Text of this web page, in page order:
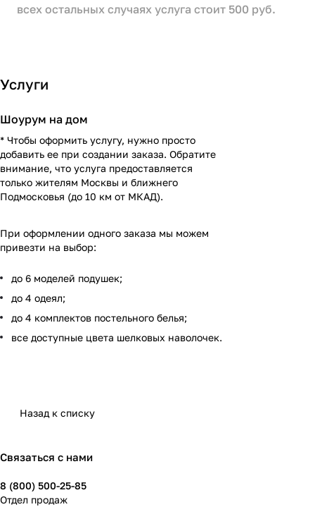
всех остальных случаях услуга стоит 500 руб.
Услуги
Шоурум на дом
* Чтобы оформить услугу, нужно просто
добавить ее при создании заказа. Обратите
внимание, что услуга предоставляется
только жителям Москвы и ближнего
Подмосковья (до 10 км от МКАД).
При оформлении одного заказа мы можем
привезти на выбор:
до 6 моделей подушек;
до 4 одеял;
до 4 комплектов постельного белья;
все доступные цвета шелковых наволочек.
Назад к списку
Связаться с нами
8 (800) 500-25-85
Отдел продаж